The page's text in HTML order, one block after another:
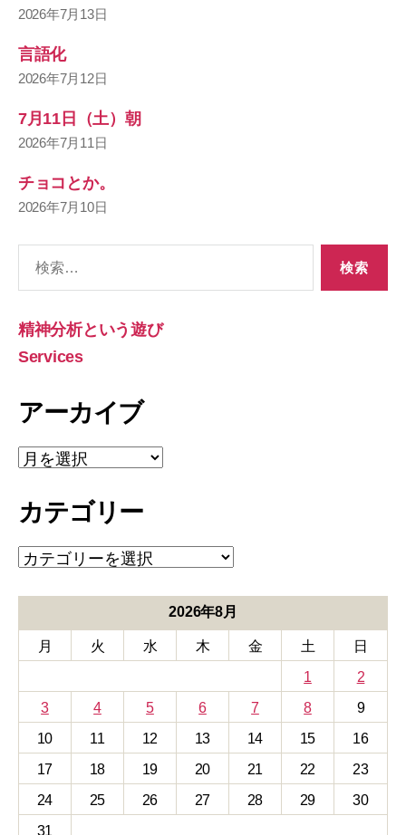
2026年7月13日
言語化
2026年7月12日
7月11日（土）朝
2026年7月11日
チョコとか。
2026年7月10日
象:
精神分析という遊び
Services
アーカイブ
ア
ー
イ
カテゴリー
カ
テ
ー
2026年8月
月 火 水 木 金 土
日
1
2
3
4 5 6 7 8
9
10
11 12 13 14 15
16
17
18 19 20 21 22
23
24
25 26 27 28 29
30
31